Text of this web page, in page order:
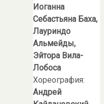
Иоганна
Себастьяна Баха,
Лауриндо
Альмейды,
Эйтора Вила-
Лобоса
Хореография:
Андрей